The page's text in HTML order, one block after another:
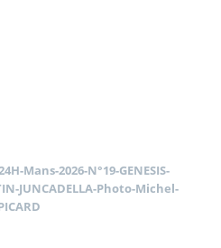
Mans-2026-N°19-GENESIS-
JUNCADELLA-Photo-Michel-